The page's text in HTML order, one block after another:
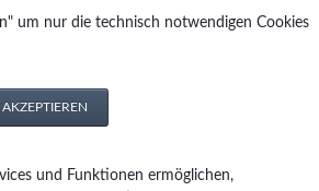
um nur die technisch notwendigen Cookies
AKZEPTIEREN
und Funktionen ermöglichen,